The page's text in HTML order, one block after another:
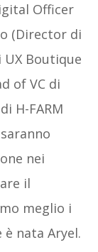
Officer
(Director di
UX Boutique
of VC di
H-FARM
nei
il
meglio i
è nata Aryel.